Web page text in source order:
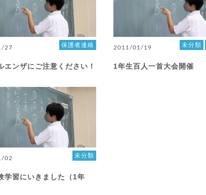
27 保護者連絡
エンザにご注意ください！
2011/01/19 未分類
1年生百人一首大会開催
02 未分類
学習にいきました（1年